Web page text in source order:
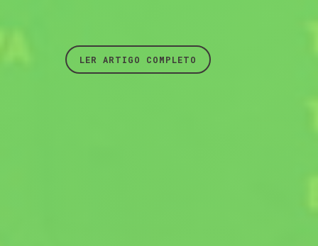
LER ARTIGO COMPLETO